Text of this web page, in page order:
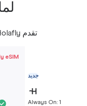
Holafly eSIM
Always On: 1